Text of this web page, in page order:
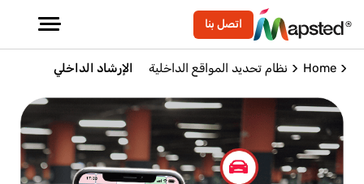
اتصل بنا
Home نظام تحديد المواقع الداخلية الإرشاد الداخلي